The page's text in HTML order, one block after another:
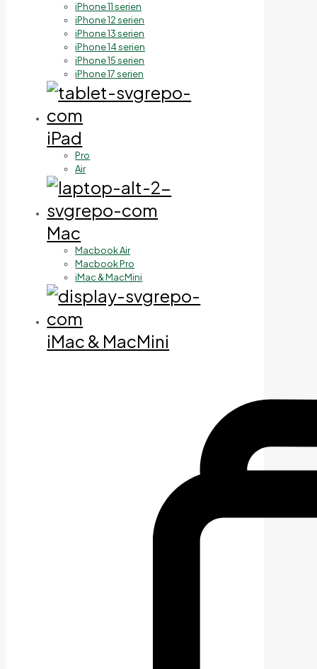
iPhone 11 serien
iPhone 12 serien
iPhone 13 serien
iPhone 14 serien
iPhone 15 serien
iPhone 17 serien
iPad
Pro
Air
Mac
Macbook Air
Macbook Pro
iMac & MacMini
iMac & MacMini